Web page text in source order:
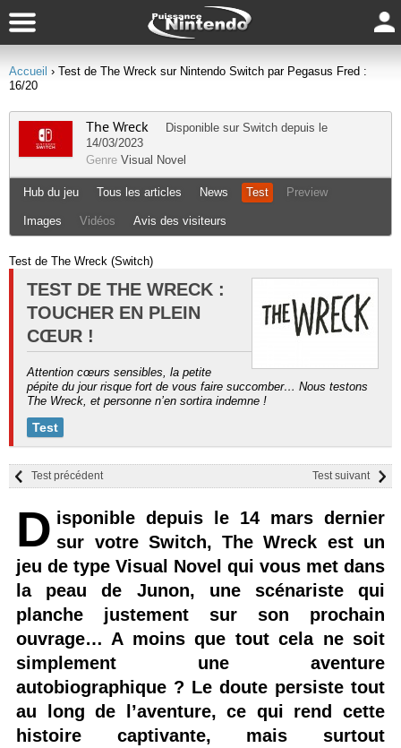
Accueil › Test de The Wreck sur Nintendo Switch par Pegasus Fred :
16/20
The Wreck Disponible sur Switch depuis le
14/03/2023
Genre Visual Novel
Hub du jeu Tous les articles News Test Preview
Images Vidéos Avis des visiteurs
Test de The Wreck (Switch)
TEST DE THE WRECK :
TOUCHER EN PLEIN
CŒUR !
Attention cœurs sensibles, la petite
pépite du jour risque fort de vous faire succomber… Nous testons
The Wreck, et personne n’en sortira indemne !
Test
Test suivant
Test précédent
D isponible depuis le 14 mars dernier
sur votre Switch, The Wreck est un
jeu de type Visual Novel qui vous met dans
la peau de Junon, une scénariste qui
planche justement sur son prochain
ouvrage… A moins que tout cela ne soit
simplement une aventure
autobiographique ? Le doute persiste tout
au long de l’aventure, ce qui rend cette
histoire captivante, mais surtout